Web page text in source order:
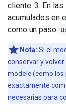
cliente. 3. En
acumulados en
como un paso
Nota: Si el
conservar y volver
modelo (como los
exactamente
necesarias para